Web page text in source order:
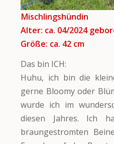
Mischlingshündin
Alter: ca. 04/2024
Größe: ca. 42 cm
Das bin ICH:
Huhu, ich bin die
gerne Bloomy oder
wurde ich im
diesen Jahres. Ich
braungestromten